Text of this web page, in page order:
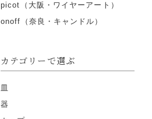
picot（大阪・ワイヤーアート）
onoff（奈良・キャンドル）
カテゴリーで選ぶ
皿
器